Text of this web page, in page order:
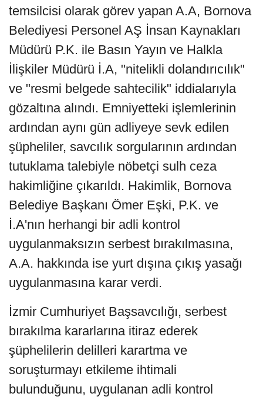
temsilcisi olarak görev yapan A.A, Bornova
Belediyesi Personel AŞ İnsan Kaynakları
Müdürü P.K. ile Basın Yayın ve Halkla
İlişkiler Müdürü İ.A, "nitelikli dolandırıcılık"
ve "resmi belgede sahtecilik" iddialarıyla
gözaltına alındı. Emniyetteki işlemlerinin
ardından aynı gün adliyeye sevk edilen
şüpheliler, savcılık sorgularının ardından
tutuklama talebiyle nöbetçi sulh ceza
hakimliğine çıkarıldı. Hakimlik, Bornova
Belediye Başkanı Ömer Eşki, P.K. ve
İ.A'nın herhangi bir adli kontrol
uygulanmaksızın serbest bırakılmasına,
A.A. hakkında ise yurt dışına çıkış yasağı
uygulanmasına karar verdi.
İzmir Cumhuriyet Başsavcılığı, serbest
bırakılma kararlarına itiraz ederek
şüphelilerin delilleri karartma ve
soruşturmayı etkileme ihtimali
bulunduğunu, uygulanan adli kontrol